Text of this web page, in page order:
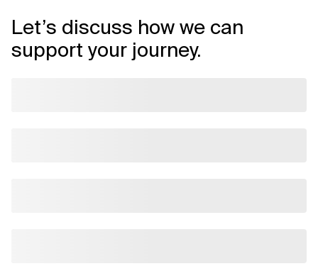
Let’s discuss how we can
support your journey.